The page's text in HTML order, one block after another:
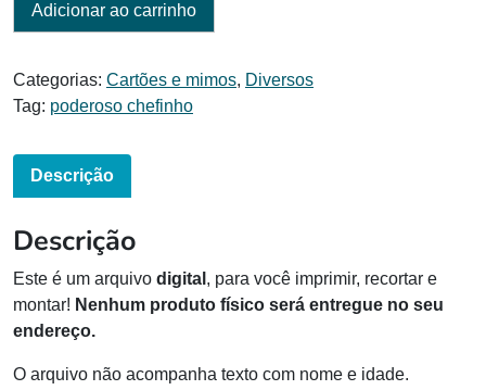
Adicionar ao carrinho
Categorias: Cartões e mimos, Diversos
Tag: poderoso chefinho
Descrição
Descrição
Este é um arquivo digital , para você imprimir, recortar e
montar! Nenhum produto físico será entregue no seu
endereço.
O arquivo não acompanha texto com nome e idade.